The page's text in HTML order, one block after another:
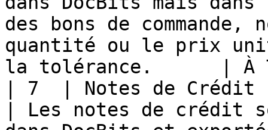
des bons de
quantité ou le prix
la tolérance.      | À
| 7  | Notes de Crédit
| Les notes de crédit